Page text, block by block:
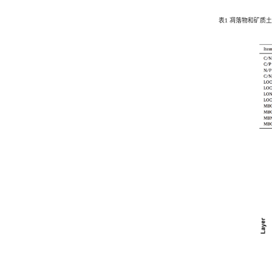
表1 凋落物和矿质